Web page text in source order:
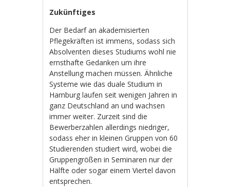
Zukünftiges
Der Bedarf an akademisierten
Pflegekräften ist immens, sodass sich
Absolventen dieses Studiums wohl nie
ernsthafte Gedanken um ihre
Anstellung machen müssen. Ähnliche
Systeme wie das duale Studium in
Hamburg laufen seit wenigen Jahren in
ganz Deutschland an und wachsen
immer weiter. Zurzeit sind die
Bewerberzahlen allerdings niedriger,
sodass eher in kleinen Gruppen von 60
Studierenden studiert wird, wobei die
Gruppengrößen in Seminaren nur der
Hälfte oder sogar einem Viertel davon
entsprechen.